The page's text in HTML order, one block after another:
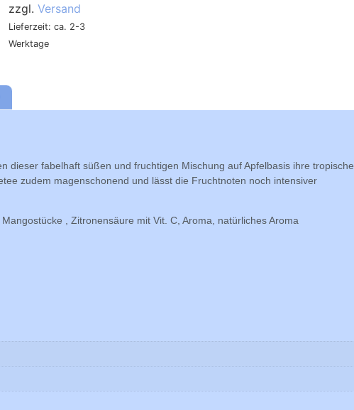
zzgl. Versand
Lieferzeit: ca. 2-3
Werktage
dieser fabelhaft süßen und fruchtigen Mischung auf Apfelbasis ihre tropische
zudem magenschonend und lässt die Fruchtnoten noch intensiver
, Zitronensäure mit Vit. C, Aroma, natürliches Aroma